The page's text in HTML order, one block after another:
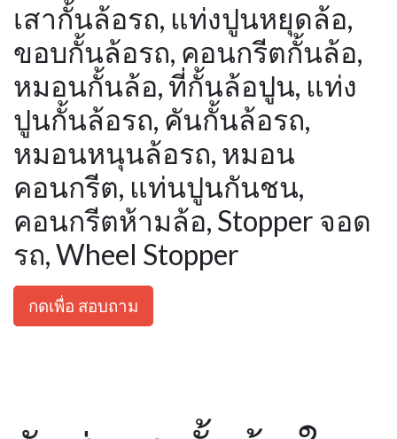
เสากั้นล้อรถ, แท่งปูนหยุดล้อ,
ขอบกั้นล้อรถ, คอนกรีตกั้นล้อ,
หมอนกั้นล้อ, ที่กั้นล้อปูน, แท่ง
ปูนกั้นล้อรถ, คันกั้นล้อรถ,
หมอนหนุนล้อรถ, หมอน
คอนกรีต, แท่นปูนกันชน,
คอนกรีตห้ามล้อ, Stopper จอด
รถ, Wheel Stopper
กดเพื่อ สอบถาม